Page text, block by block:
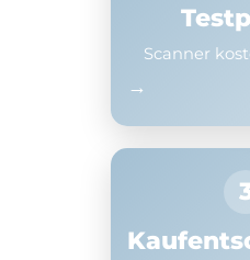
Scanner
→